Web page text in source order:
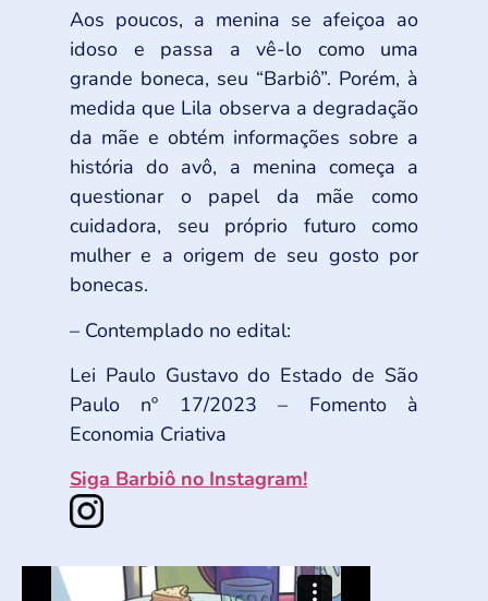
Aos poucos, a menina se afeiçoa ao
idoso e passa a vê-lo como uma
grande boneca, seu “Barbiô”. Porém, à
medida que Lila observa a degradação
da mãe e obtém informações sobre a
história do avô, a menina começa a
questionar o papel da mãe como
cuidadora, seu próprio futuro como
mulher e a origem de seu gosto por
bonecas.
– Contemplado no edital:
Lei Paulo Gustavo do Estado de São
Paulo nº 17/2023 – Fomento à
Economia Criativa
Siga Barbiô no Instagram!